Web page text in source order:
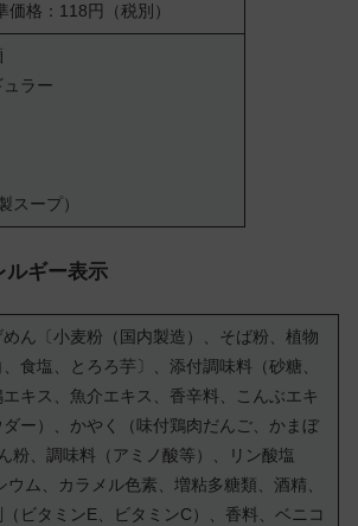
格：118円（税別）
ラー
スープ）
ルギー表示
めん〔小麦粉（国内製造）、そば粉、植物
食塩、とろろ芋〕、添付調味料（砂糖、
キス、魚介エキス、香辛料、こんぶエキ
ー）、かやく（味付鶏肉だんご、かまぼ
粉、調味料（アミノ酸等）、リン酸塩
ウム、カラメル色素、増粘多糖類、酒精、
ビタミンE、ビタミンC）、香料、ベニコ